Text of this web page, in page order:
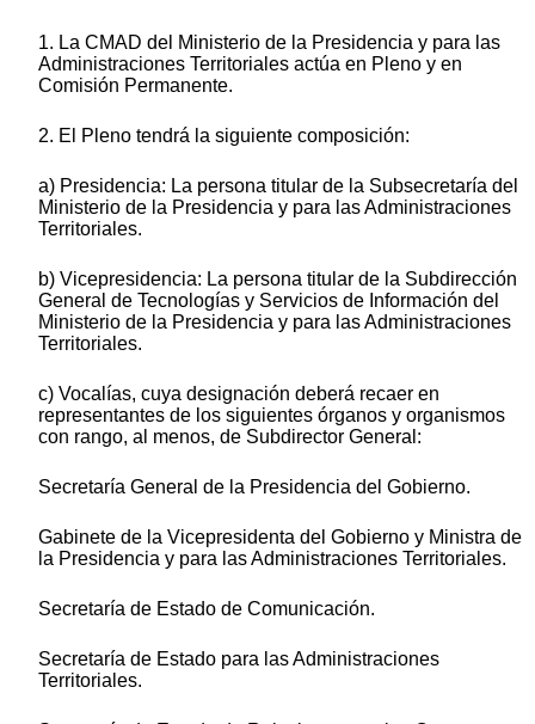
1. La CMAD del Ministerio de la Presidencia y para las
Administraciones Territoriales actúa en Pleno y en
Comisión Permanente.
2. El Pleno tendrá la siguiente composición:
a) Presidencia: La persona titular de la Subsecretaría del
Ministerio de la Presidencia y para las Administraciones
Territoriales.
b) Vicepresidencia: La persona titular de la Subdirección
General de Tecnologías y Servicios de Información del
Ministerio de la Presidencia y para las Administraciones
Territoriales.
c) Vocalías, cuya designación deberá recaer en
representantes de los siguientes órganos y organismos
con rango, al menos, de Subdirector General:
Secretaría General de la Presidencia del Gobierno.
Gabinete de la Vicepresidenta del Gobierno y Ministra de
la Presidencia y para las Administraciones Territoriales.
Secretaría de Estado de Comunicación.
Secretaría de Estado para las Administraciones
Territoriales.